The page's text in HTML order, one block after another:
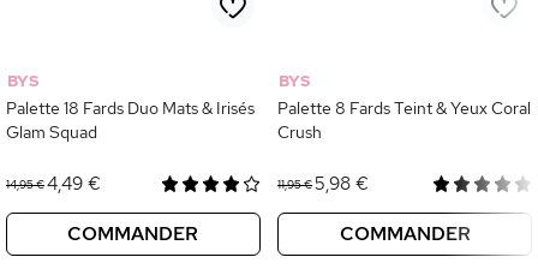
BYS
Palette 18 Fards Duo Mats & Irisés
Glam Squad
14,95 €4,49 €
COMMANDER
BYS
Palette 8 Fards Teint & Yeux Coral
Crush
11,95 €5,98 €
COMMANDER